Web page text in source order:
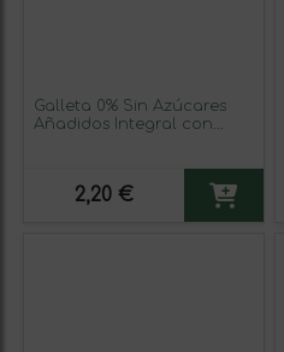
Galleta 0% Sin Azúcares
Añadidos Integral con
2,20 €